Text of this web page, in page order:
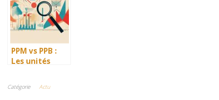
PPM vs PPB :
Les unités
avec précision
Catégorie Actu